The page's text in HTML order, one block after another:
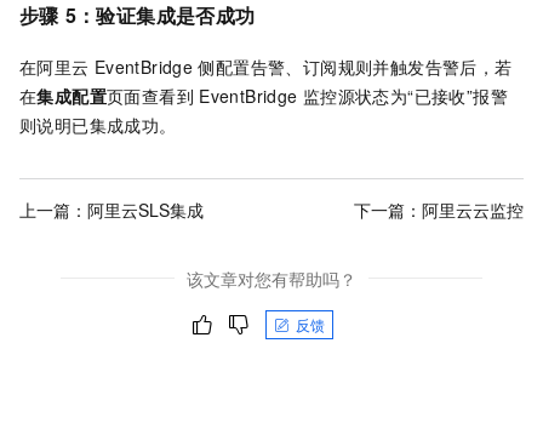
步骤 5：验证集成是否成功
在阿里云 EventBridge 侧配置告警、订阅规则并触发告警后，若
在集成配置页面查看到 EventBridge 监控源状态为“已接收”报警
则说明已集成成功。
上一篇： 阿里云SLS集成 下一篇： 阿里云云监控
该文章对您有帮助吗？
反馈